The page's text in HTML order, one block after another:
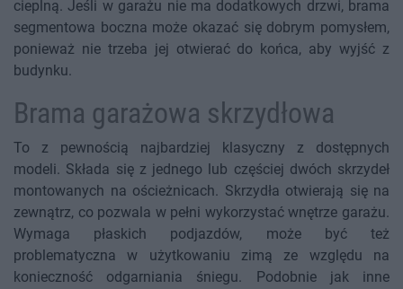
cieplną. Jeśli w garażu nie ma dodatkowych drzwi, brama
segmentowa boczna może okazać się dobrym pomysłem,
ponieważ nie trzeba jej otwierać do końca, aby wyjść z
budynku.
Brama garażowa skrzydłowa
To z pewnością najbardziej klasyczny z dostępnych
modeli. Składa się z jednego lub częściej dwóch skrzydeł
montowanych na ościeżnicach. Skrzydła otwierają się na
zewnątrz, co pozwala w pełni wykorzystać wnętrze garażu.
Wymaga płaskich podjazdów, może być też
problematyczna w użytkowaniu zimą ze względu na
konieczność odgarniania śniegu. Podobnie jak inne